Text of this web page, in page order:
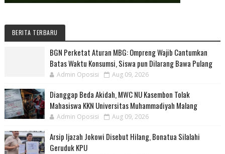
BERITA TERBARU
BGN Perketat Aturan MBG: Ompreng Wajib Cantumkan
Batas Waktu Konsumsi, Siswa pun Dilarang Bawa Pulang
Admin Oposisi Aug 09, 2026
Dianggap Beda Akidah, MWC NU Kasembon Tolak
Mahasiswa KKN Universitas Muhammadiyah Malang
Admin Oposisi Aug 09, 2026
Arsip Ijazah Jokowi Disebut Hilang, Bonatua Silalahi
Geruduk KPU